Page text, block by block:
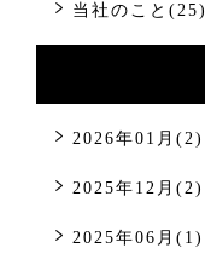
当社のこと(25)
2026年01月(2)
2025年12月(2)
2025年06月(1)